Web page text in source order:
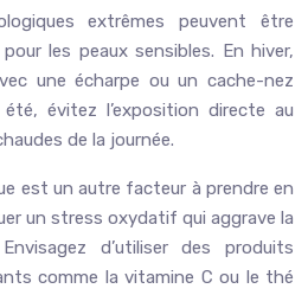
extrêmes peuvent être
les peaux sensibles. En hiver,
une écharpe ou un cache-nez
évitez l’exposition directe au
de la journée.
est un autre facteur à prendre en
un stress oxydatif qui aggrave la
d’utiliser des produits
comme la vitamine C ou le thé